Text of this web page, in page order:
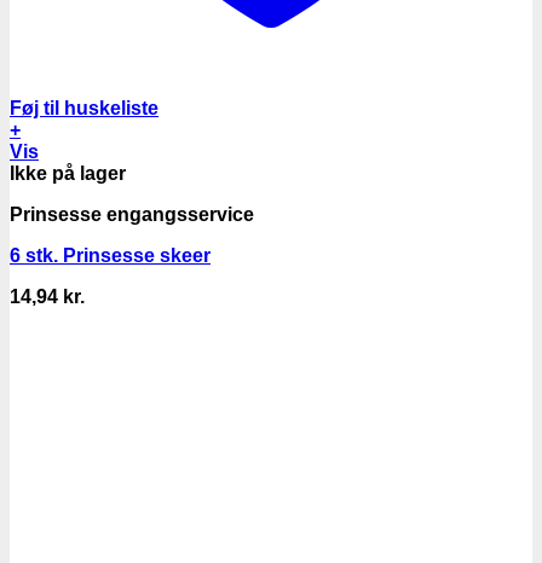
Føj til huskeliste
+
Vis
Ikke på lager
Prinsesse engangsservice
6 stk. Prinsesse skeer
14,94 kr.